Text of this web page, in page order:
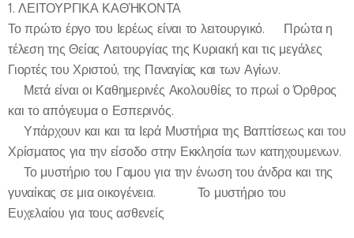
1. ΛΕΙΤΟΥΡΓΙΚΑ ΚΑΘΉΚΟΝΤΑ
Το πρώτο έργο του Ιερέως είναι το λειτουργικό. 🔸Πρώτα η
τέλεση της Θείας Λειτουργίας της Κυριακή και τις μεγάλες
Γιορτές του Χριστού, της Παναγίας και των Αγίων.
🔸Μετά είναι οι Καθημερινές Ακολουθίες το πρωί ο Όρθρος
και το απόγευμα ο Εσπερινός.
🔸Υπάρχουν και και τα Ιερά Μυστήρια της Βαπτίσεως και του
Χρίσματος για την είσοδο στην Εκκλησία των κατηχουμενων.
🔸Το μυστήριο του Γαμου για την ένωση του άνδρα και της
γυναίκας σε μια οικογένεια. 🔸Το μυστήριο του
Ευχελαίου για τους ασθενείς